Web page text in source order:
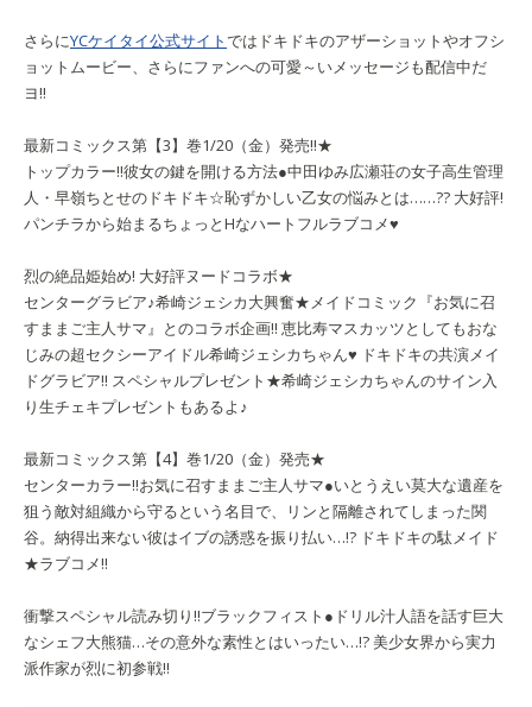
さらにYCケイタイ公式サイトではドキドキのアザーショットやオフシ
ョットムービー、さらにファンへの可愛～いメッセージも配信中だ
ヨ!!
最新コミックス第【3】巻1/20（金）発売!!★
トップカラー!!彼女の鍵を開ける方法●中田ゆみ広瀬荘の女子高生管理
人・早嶺ちとせのドキドキ☆恥ずかしい乙女の悩みとは……?? 大好評!
パンチラから始まるちょっとHなハートフルラブコメ♥
烈の絶品姫始め! 大好評ヌードコラボ★
センターグラビア♪希崎ジェシカ大興奮★メイドコミック『お気に召
すままご主人サマ』とのコラボ企画!! 恵比寿マスカッツとしてもおな
じみの超セクシーアイドル希崎ジェシカちゃん♥ ドキドキの共演メイ
ドグラビア!! スペシャルプレゼント★希崎ジェシカちゃんのサイン入
り生チェキプレゼントもあるよ♪
最新コミックス第【4】巻1/20（金）発売★
センターカラー!!お気に召すままご主人サマ●いとうえい莫大な遺産を
狙う敵対組織から守るという名目で、リンと隔離されてしまった関
谷。納得出来ない彼はイブの誘惑を振り払い…!? ドキドキの駄メイド
★ラブコメ!!
衝撃スペシャル読み切り!!ブラックフィスト ●ドリル汁人語を話す巨大
なシェフ大熊猫…その意外な素性とはいったい…!? 美少女界から実力
派作家が烈に初参戦!!